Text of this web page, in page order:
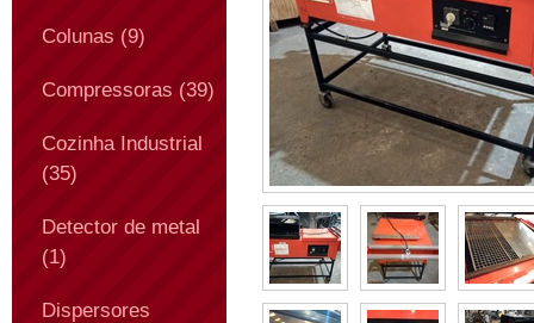
Colunas (9)
Compressoras (39)
Cozinha Industrial
(35)
Detector de metal
(1)
Dispersores